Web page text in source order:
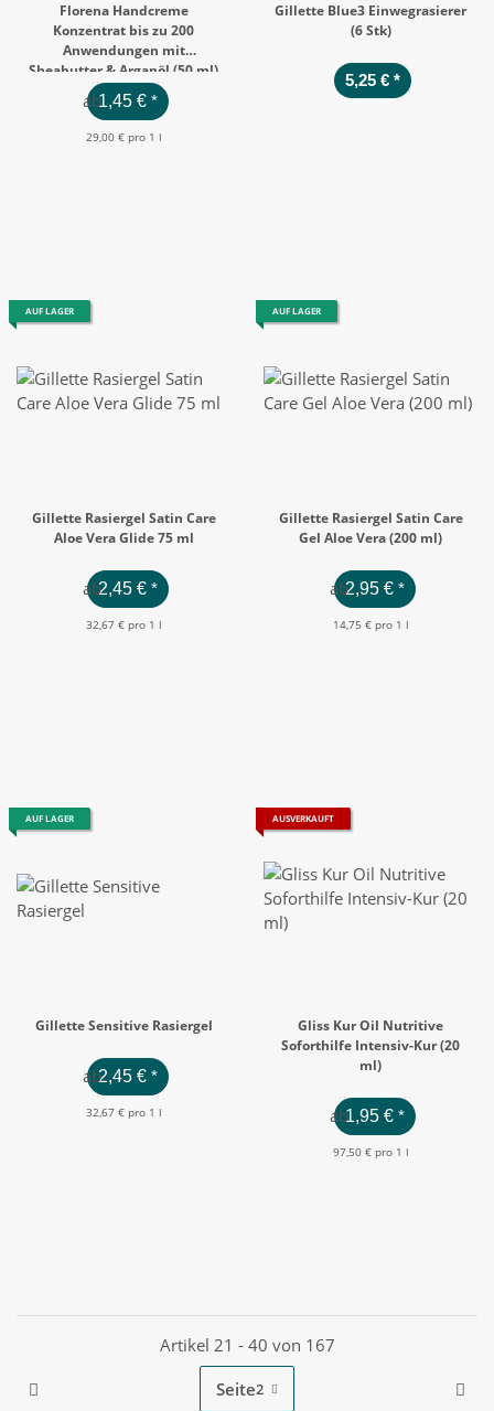
Florena Handcreme
Konzentrat bis zu 200
Anwendungen mit
Sheabutter & Arganöl (50 ml)
ab1,45 €*
29,00 € pro 1 l
Gillette Blue3 Einwegrasierer
(6 Stk)
5,25 €*
AUF LAGER
Gillette Rasiergel Satin Care
Aloe Vera Glide 75 ml
ab2,45 €*
32,67 € pro 1 l
AUF LAGER
Gillette Rasiergel Satin Care
Gel Aloe Vera (200 ml)
ab2,95 €*
14,75 € pro 1 l
AUF LAGER
Gillette Sensitive Rasiergel
ab2,45 €*
32,67 € pro 1 l
AUSVERKAUFT
Gliss Kur Oil Nutritive
Soforthilfe Intensiv-Kur (20
ml)
ab1,95 €*
97,50 € pro 1 l
Artikel 21 - 40 von 167
Seite2